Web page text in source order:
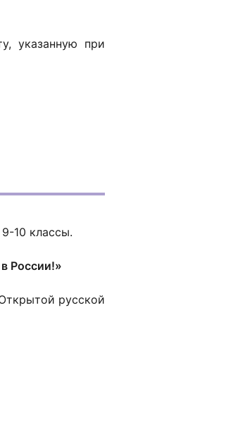
указанную при
10 классы.
России!»
русской